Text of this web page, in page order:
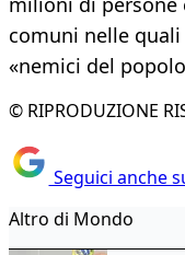
comuni nelle
«nemici del
© RIPRODUZIONE
Seguici anche
Altro di Mondo